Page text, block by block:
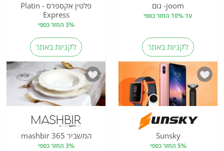
joom- גום
עד 10% החזר כספי
לקניות באתר
פלטין אקספרס - Platin
Express
3% החזר כספי
לקניות באתר
Sunsky
5% החזר כספי
המשביר 365 mashbir
3% החזר כספי